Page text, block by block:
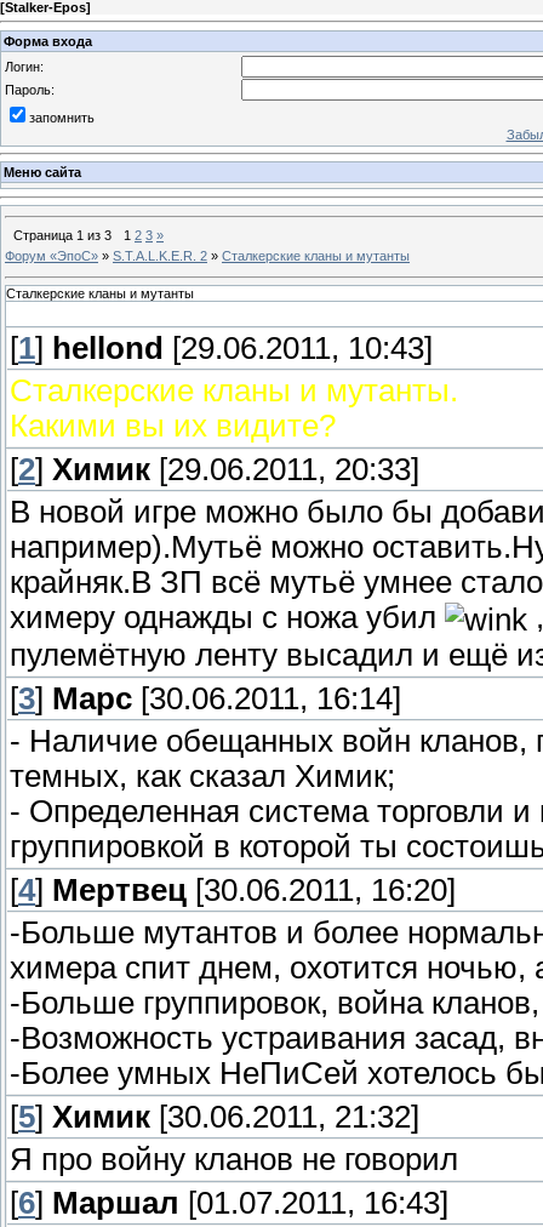
[Stalker-Epos]
Форма входа
Логин:
Пароль:
запомнить
Меню сайта
Страница 1 из 3 1 2 3 »
Форум «ЭпоС» » S.T.A.L.K.E.R. 2 » Сталкерские кланы и мутанты
Сталкерские кланы и мутанты
[1] hellond [29.06.2011, 10:43]
Сталкерские кланы и мутанты.
Какими вы их видите?
[2] Химик [29.06.2011, 20:33]
В новой игре можно было бы
например).Мутьё можно
крайняк.В ЗП всё мутьё умнее
химеру однажды с ножа убил
пулемётную ленту высадил и ещё
[3] Марс [30.06.2011, 16:14]
- Наличие обещанных войн кланов,
темных, как сказал Химик;
- Определенная система торговли
группировкой в которой ты
[4] Мертвец [30.06.2011, 16:20]
-Больше мутантов и более
химера спит днем, охотится ночью,
-Больше группировок, война
-Возможность устраивания засад,
-Более умных НеПиСей хотелось
[5] Химик [30.06.2011, 21:32]
Я про войну кланов не говорил
[6] Маршал [01.07.2011, 16:43]